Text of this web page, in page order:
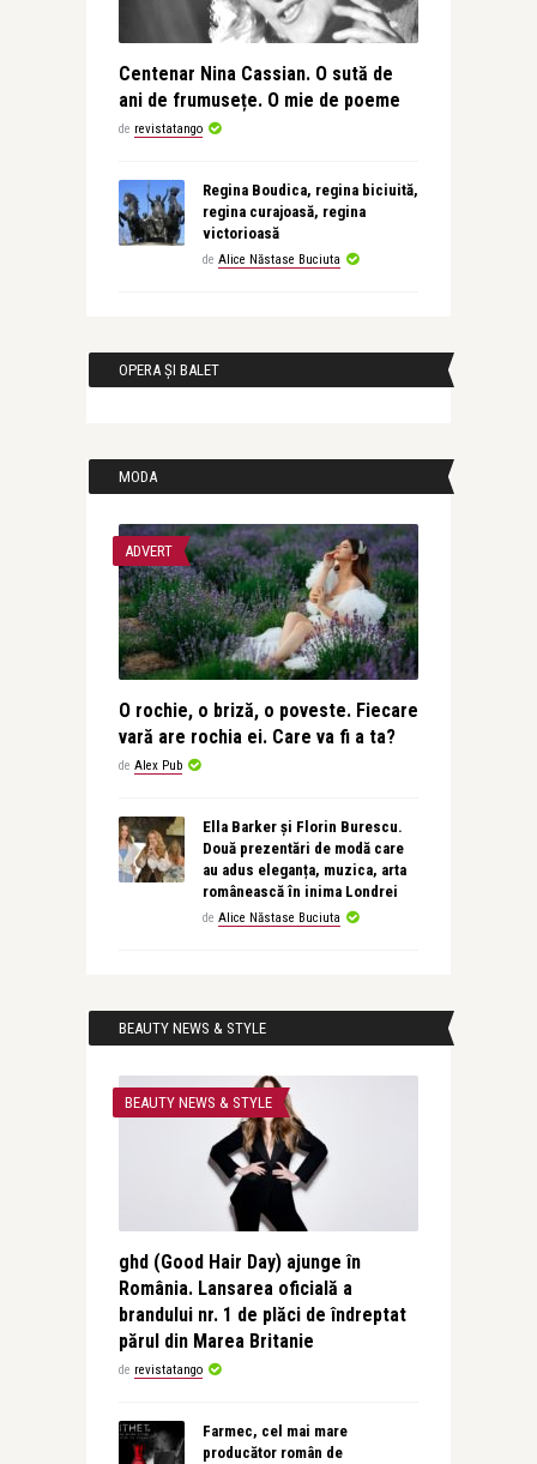
Centenar Nina Cassian. O sută de
ani de frumusețe. O mie de poeme
de revistatango
Regina Boudica, regina biciuită,
regina curajoasă, regina
victorioasă
de Alice Năstase Buciuta
OPERA ȘI BALET
MODA
ADVERT
O rochie, o briză, o poveste. Fiecare
vară are rochia ei. Care va fi a ta?
de Alex Pub
Ella Barker și Florin Burescu.
Două prezentări de modă care
au adus eleganța, muzica, arta
românească în inima Londrei
de Alice Năstase Buciuta
BEAUTY NEWS & STYLE
BEAUTY NEWS & STYLE
ghd (Good Hair Day) ajunge în
România. Lansarea oficială a
brandului nr. 1 de plăci de îndreptat
părul din Marea Britanie
de revistatango
Farmec, cel mai mare
producător român de